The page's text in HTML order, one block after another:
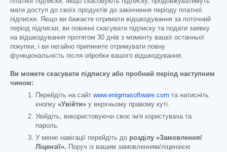
мати доступ до своїх продуктів до закінчення періоду платної
підписки. Якщо ви бажаєте отримати відшкодування за поточний
період підписки, ви повинні скасувати підписку та подати заявку
на відшкодування протягом 30 днів з моменту вашої останньої
покупки, і ви негайно припините отримувати повну
функціональність після обробки вашого відшкодування.
Ви можете скасувати підписку або пробний період наступним
чином:
Перейдіть на сайт www.enigmasoftware.com та натисніть
кнопку «Увійти» у верхньому правому куті.
Увійдіть, використовуючи своє ім'я користувача та
пароль.
У меню навігації перейдіть до розділу «Замовлення/
Ліцензії». Поруч із вашим замовленням/ліцензією